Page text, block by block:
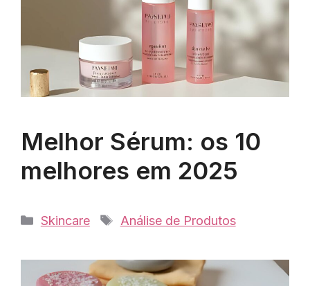
Melhor Sérum: os 10
melhores em 2025
Categorias
Skincare Tags
Análise de Produtos